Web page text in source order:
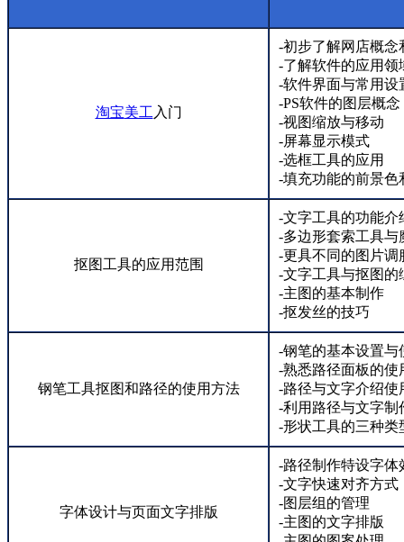
淘宝美工 入门
-初步了解网店概念
-了解软件的应用领
-软件界面与常用设
-PS软件的图层概念
-视图缩放与移动
-屏幕显示模式
-选框工具的应用
-填充功能的前景色
抠图工具的应用范围
-文字工具的功能介
-多边形套索工具与
-更具不同的图片调
-文字工具与抠图的
-主图的基本制作
-抠发丝的技巧
钢笔工具抠图和路径的使用方法
-钢笔的基本设置与
-熟悉路径面板的使
-路径与文字介绍使
-利用路径与文字制
-形状工具的三种类
字体设计与页面文字排版
-路径制作特设字体
-文字快速对齐方式
-图层组的管理
-主图的文字排版